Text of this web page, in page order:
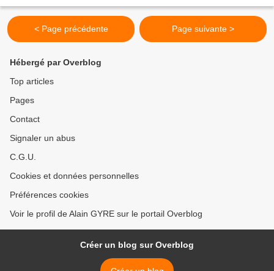
< Page précédente Page suivante >
Hébergé par Overblog
Top articles
Pages
Contact
Signaler un abus
C.G.U.
Cookies et données personnelles
Préférences cookies
Voir le profil de Alain GYRE sur le portail Overblog
Créer un blog sur Overblog